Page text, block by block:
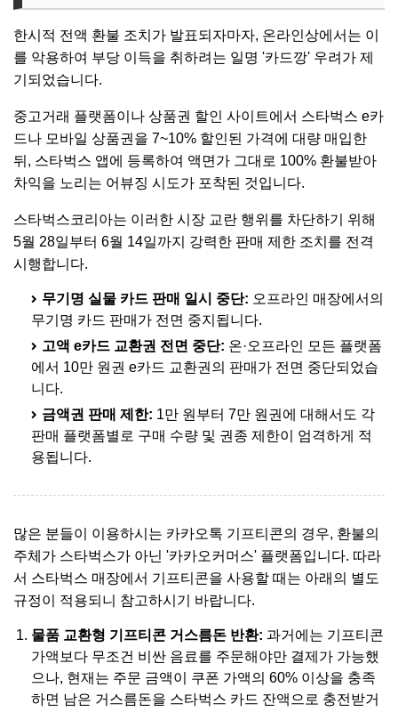
한시적 전액 환불 조치가 발표되자마자, 온라인상에서는 이
를 악용하여 부당 이득을 취하려는 일명 '카드깡' 우려가 제
기되었습니다.
중고거래 플랫폼이나 상품권 할인 사이트에서 스타벅스 e카
드나 모바일 상품권을 7~10% 할인된 가격에 대량 매입한
뒤, 스타벅스 앱에 등록하여 액면가 그대로 100% 환불받아
차익을 노리는 어뷰징 시도가 포착된 것입니다.
스타벅스코리아는 이러한 시장 교란 행위를 차단하기 위해
5월 28일부터 6월 14일까지 강력한 판매 제한 조치를 전격
시행합니다.
무기명 실물 카드 판매 일시 중단: 오프라인 매장에서의
무기명 카드 판매가 전면 중지됩니다.
고액 e카드 교환권 전면 중단: 온·오프라인 모든 플랫폼
에서 10만 원권 e카드 교환권의 판매가 전면 중단되었습
니다.
금액권 판매 제한: 1만 원부터 7만 원권에 대해서도 각
판매 플랫폼별로 구매 수량 및 권종 제한이 엄격하게 적
용됩니다.
많은 분들이 이용하시는 카카오톡 기프티콘의 경우, 환불의
주체가 스타벅스가 아닌 '카카오커머스' 플랫폼입니다. 따라
서 스타벅스 매장에서 기프티콘을 사용할 때는 아래의 별도
규정이 적용되니 참고하시기 바랍니다.
물품 교환형 기프티콘 거스름돈 반환: 과거에는 기프티콘
가액보다 무조건 비싼 음료를 주문해야만 결제가 가능했
으나, 현재는 주문 금액이 쿠폰 가액의 60% 이상을 충족
하면 남은 거스름돈을 스타벅스 카드 잔액으로 충전받거